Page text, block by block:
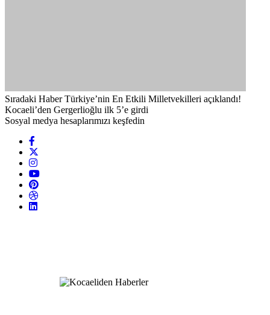
Sıradaki Haber Türkiye’nin En Etkili Milletvekilleri açıklandı!
Kocaeli’den Gergerlioğlu ilk 5’e girdi
Sosyal medya hesaplarımızı keşfedin